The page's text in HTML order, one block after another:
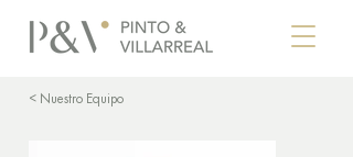
< Nuestro Equipo